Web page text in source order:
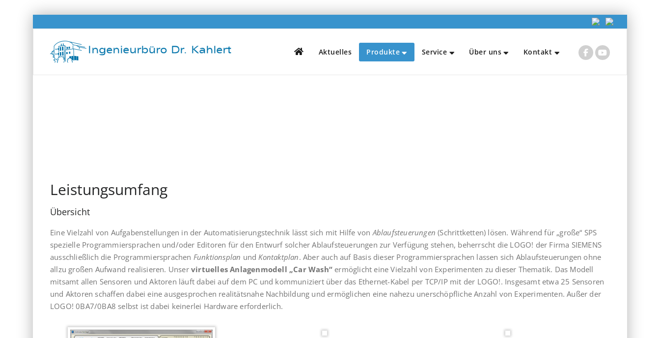
H Aktuelles Produkte Service Über uns Kontakt
Leistungsumfang
Übersicht
Eine Vielzahl von Aufgabenstellungen in der Automatisierungstechnik lässt sich mit Hilfe vonAblaufsteuerungen (Schrittketten) lösen. Während für „große“ SPS
spezielle Programmiersprachen und/oder Editoren für den Entwurf solcher Ablaufsteuerungen zur Verfügung stehen, beherrscht die LOGO! der Firma SIEMENS
ausschließlich die Programmiersprachen Funktionsplan undKontaktplan. Aber auch auf Basis dieser Programmiersprachen lassen sich Ablaufsteuerungen ohne
allzu großen Aufwand realisieren. Unser virtuelles Anlagenmodell „Car Wash“ ermöglicht eine Vielzahl von Experimenten zu dieser Thematik. Das Modell
mitsamt allen Sensoren und Aktoren läuft dabei auf dem PC und kommuniziert über das Ethernet-Kabel per TCP/IP mit der LOGO!. Insgesamt etwa 25 Sensoren
und Aktoren schaffen dabei eine ausgesprochen realitätsnahe Nachbildung und ermöglichen eine nahezu unerschöpfliche Anzahl von Experimenten. Außer der
LOGO! 0BA7/0BA8 selbst ist dabei keinerlei Hardware erforderlich.